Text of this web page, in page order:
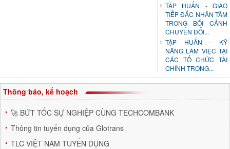
TẬP HUẤN - GIAO
TIẾP ĐẮC NHÂN TÂM
TRONG BỐI CẢNH
CHUYỂN ĐỔI...
TẬP HUẤN - KỸ
NĂNG LÀM VIỆC TẠI
CÁC TỔ CHỨC TÀI
CHÍNH TRONG...
Thông báo, kế hoạch
🚀 BỨT TỐC SỰ NGHIỆP CÙNG TECHCOMBANK
Thông tin tuyển dụng của Glotrans
TLC VIỆT NAM TUYỂN DỤNG